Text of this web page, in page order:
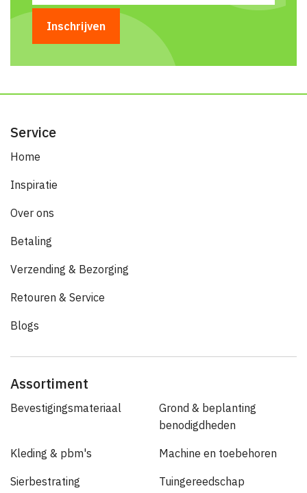
Service
Home
Inspiratie
Over ons
Betaling
Verzending & Bezorging
Retouren & Service
Blogs
Assortiment
Bevestigingsmateriaal
Grond & beplanting
benodigdheden
Kleding & pbm's Machine en toebehoren
Sierbestrating Tuingereedschap